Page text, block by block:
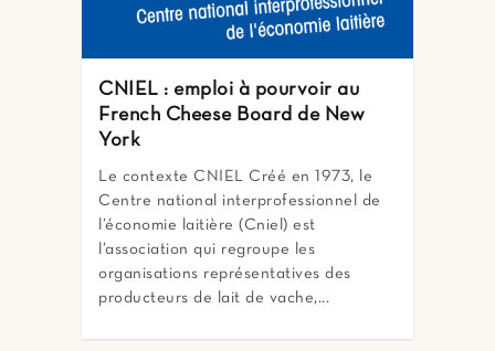
CNIEL : emploi à pourvoir au
French Cheese Board de New
York
Le contexte CNIEL Créé en 1973, le
Centre national interprofessionnel de
l’économie laitière (Cniel) est
l’association qui regroupe les
organisations représentatives des
producteurs de lait de vache,...